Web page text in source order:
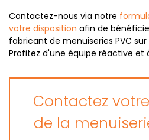
Contactez-nous via notre
votre disposition afin de
fabricant de menuiseries PVC
Profitez d'une équipe réactive et
Contactez
de la